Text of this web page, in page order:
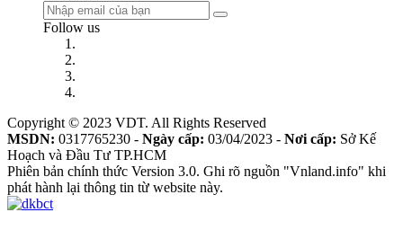
Follow us
Copyright © 2023 VDT. All Rights Reserved
MSDN: 0317765230 - Ngày cấp: 03/04/2023 - Nơi cấp: Sở Kế
Hoạch và Đầu Tư TP.HCM
Phiên bản chính thức Version 3.0. Ghi rõ nguồn "Vnland.info" khi
phát hành lại thông tin từ website này.